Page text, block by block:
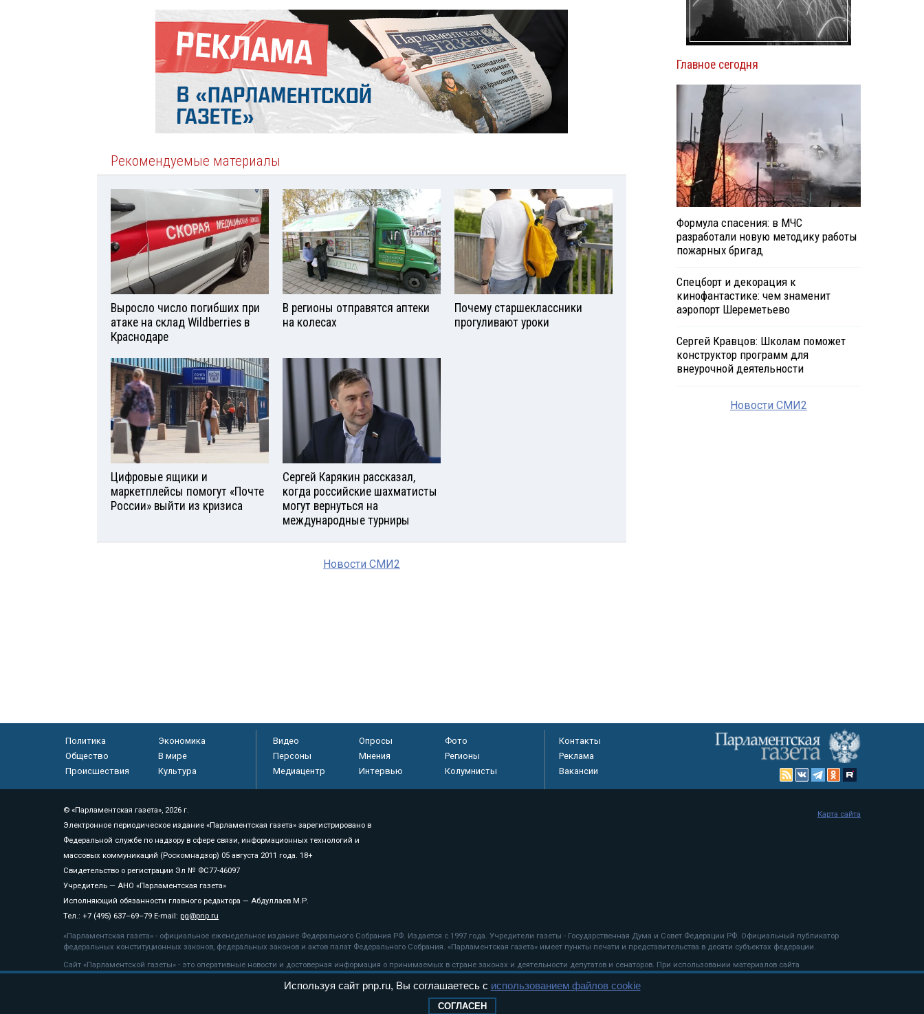
Рекомендуемые материалы
Выросло число погибших при
атаке на склад Wildberries в
Краснодаре
В регионы отправятся аптеки
на колесах
Почему старшеклассники
прогуливают уроки
Цифровые ящики и
маркетплейсы помогут «Почте
России» выйти из кризиса
Сергей Карякин рассказал,
когда российские шахматисты
могут вернуться на
международные турниры
Новости СМИ2
Главное сегодня
Формула спасения: в МЧС
разработали новую методику работы
пожарных бригад
Спецборт и декорация к
кинофантастике: чем знаменит
аэропорт Шереметьево
Сергей Кравцов: Школам поможет
конструктор программ для
внеурочной деятельности
Новости СМИ2
Политика
Экономика
Общество
В мире
Происшествия
Культура
Видео Опросы
Фото
Персоны
Мнения
Регионы
Медиацентр
Интервью Колумнисты
Контакты
Реклама
Вакансии
© «Парламентская газета», 2026 г.
Электронное периодическое издание «Парламентская газета» зарегистрировано в
Федеральной службе по надзору в сфере связи, информационных технологий и
массовых коммуникаций (Роскомнадзор) 05 августа 2011 года. 18+
Свидетельство о регистрации Эл № ФС77-46097
Учредитель — АНО «Парламентская газета»
Исполняющий обязанности главного редактора — Абдуллаев М.Р.
Тел.: +7 (495) 637–69–79 E-mail: pg@pnp.ru
«Парламентская газета» - официальное еженедельное издание Федерального Собрания РФ. Издается с 1997 года. Учредители газеты - Государственная Дума и Совет Федерации РФ. Официальный публикатор
федеральных конституционных законов, федеральных законов и актов палат Федерального Собрания. «Парламентская газета» имеет пункты печати и представительства в десяти субъектах федерации.
Сайт «Парламентской газеты» - это оперативные новости и достоверная информация о принимаемых в стране законах и деятельности депутатов и сенаторов. При использовании материалов сайта
«Парламентской газеты» активная ссылка на pnp.ru обязательна.
рекомендательные технологии
Карта сайта
Используя сайт pnp.ru, Вы соглашаетесь с использованием файлов cookie
СОГЛАСЕН